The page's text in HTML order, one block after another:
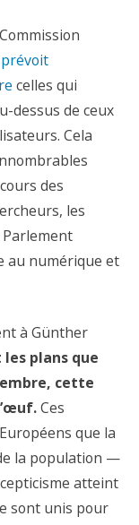
prévoit
celles qui
dessus de ceux
Cela
des
les
au numérique et
à Günther
plans que
cette
Ces
que la
la population —
atteint
sont unis pour